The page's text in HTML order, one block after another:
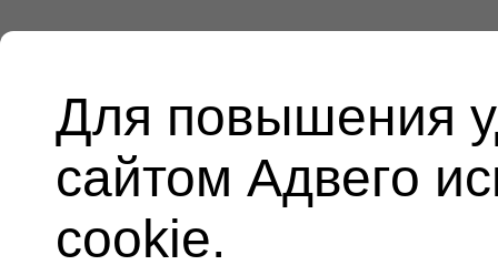
Для повышения
сайтом Адвего
cookie.